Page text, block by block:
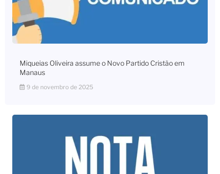
Miqueias Oliveira assume o Novo Partido Cristão em
Manaus
9 de novembro de 2025